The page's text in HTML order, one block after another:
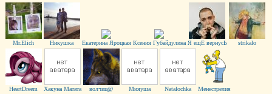
Mr.Elich Никушка Екатерина Яроцкая Ксения Губайдулина Я ещЕ вернусЬ strikalo
HeartDreem Хакуна Матата волчиц@ Мияуша Natalochka Менестрелия